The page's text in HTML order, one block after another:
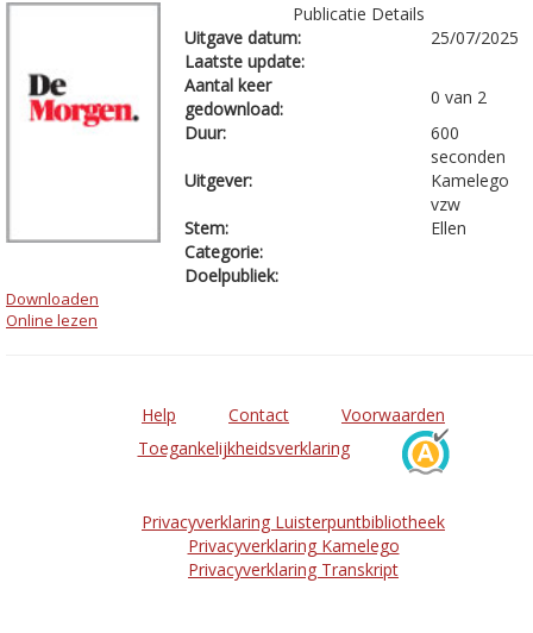
Publicatie Details
Uitgave datum:
25/07/2025
Laatste update:
Aantal keer
gedownload:
0 van 2
Duur:
600
seconden
Uitgever:
Kamelego
vzw
Stem:
Ellen
Categorie:
Doelpubliek:
Downloaden
Online lezen
Help Contact
Voorwaarden
Toegankelijkheidsverklaring
Privacyverklaring Luisterpuntbibliotheek
Privacyverklaring Kamelego
Privacyverklaring Transkript